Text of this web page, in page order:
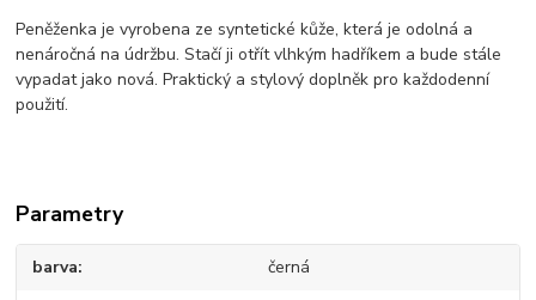
Peněženka je vyrobena ze syntetické kůže, která je odolná a
nenáročná na údržbu. Stačí ji otřít vlhkým hadříkem a bude stále
vypadat jako nová. Praktický a stylový doplněk pro každodenní
použití.
Parametry
barva černá